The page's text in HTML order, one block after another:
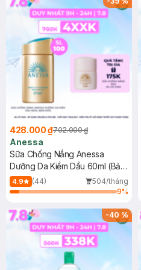
428.000 ₫702.000 ₫
Anessa
Sữa Chống Nắng Anessa
Dưỡng Da Kiềm Dầu 60ml (Bản
Mới)
4.9 (44)
504/tháng
9%
-40%